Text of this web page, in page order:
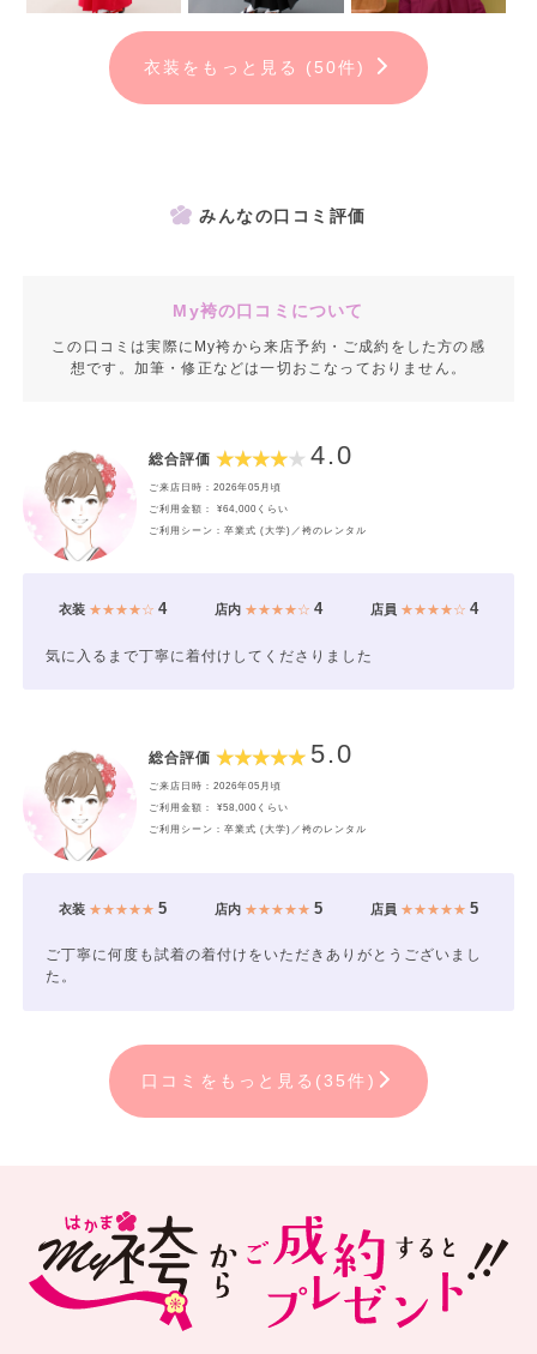
衣装をもっと見る (50件)
みんなの口コミ評価
My袴の口コミについて
この口コミは実際にMy袴から来店予約・ご成約をした方の感
想です。加筆・修正などは一切おこなっておりません。
総合評価 4.0
ご来店日時：2026年05月頃
ご利用金額： ¥64,000くらい
ご利用シーン：卒業式 (大学)／袴のレンタル
衣装★★★★☆ 4 店内★★★★☆ 4 店員 ★★★★☆4
気に入るまで丁寧に着付けしてくださりました
総合評価 5.0
ご来店日時：2026年05月頃
ご利用金額： ¥58,000くらい
ご利用シーン：卒業式 (大学)／袴のレンタル
衣装★★★★★ 5 店内★★★★★ 5 店員 ★★★★★5
ご丁寧に何度も試着の着付けをいただきありがとうございまし
た。
口コミをもっと見る(35件)